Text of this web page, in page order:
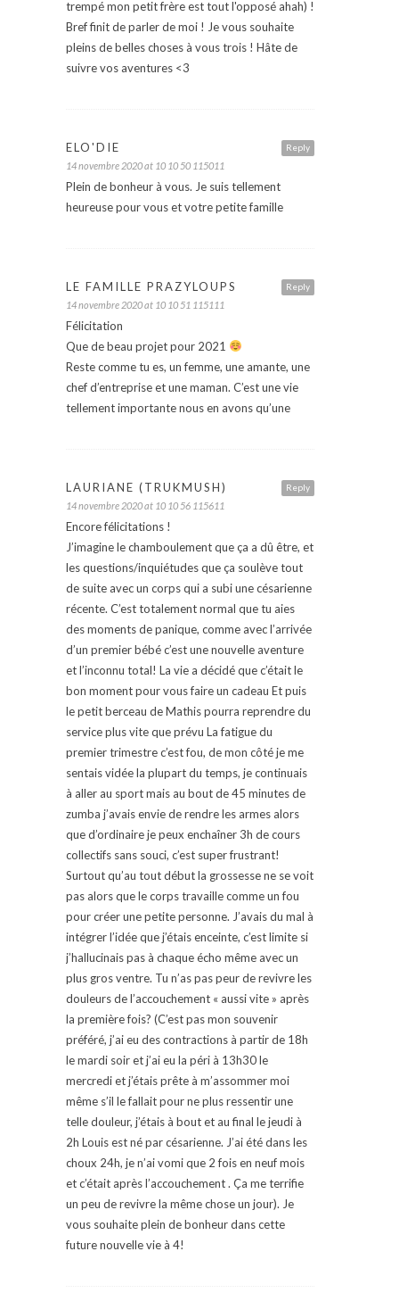
trempé mon petit frère est tout l'opposé ahah) !
Bref finit de parler de moi ! Je vous souhaite
pleins de belles choses à vous trois ! Hâte de
suivre vos aventures <3
Reply
ELO'DIE
14 novembre 2020 at 10 10 50 115011
Plein de bonheur à vous. Je suis tellement
heureuse pour vous et votre petite famille
Reply
LE FAMILLE PRAZYLOUPS
14 novembre 2020 at 10 10 51 115111
Félicitation
Que de beau projet pour 2021
Reste comme tu es, un femme, une amante, une
chef d’entreprise et une maman. C’est une vie
tellement importante nous en avons qu’une
Reply
LAURIANE (TRUKMUSH)
14 novembre 2020 at 10 10 56 115611
Encore félicitations !
J’imagine le chamboulement que ça a dû être, et
les questions/inquiétudes que ça soulève tout
de suite avec un corps qui a subi une césarienne
récente. C’est totalement normal que tu aies
des moments de panique, comme avec l’arrivée
d’un premier bébé c’est une nouvelle aventure
et l’inconnu total! La vie a décidé que c’était le
bon moment pour vous faire un cadeau Et puis
le petit berceau de Mathis pourra reprendre du
service plus vite que prévu La fatigue du
premier trimestre c’est fou, de mon côté je me
sentais vidée la plupart du temps, je continuais
à aller au sport mais au bout de 45 minutes de
zumba j’avais envie de rendre les armes alors
que d’ordinaire je peux enchaîner 3h de cours
collectifs sans souci, c’est super frustrant!
Surtout qu’au tout début la grossesse ne se voit
pas alors que le corps travaille comme un fou
pour créer une petite personne. J’avais du mal à
intégrer l’idée que j’étais enceinte, c’est limite si
j’hallucinais pas à chaque écho même avec un
plus gros ventre. Tu n’as pas peur de revivre les
douleurs de l’accouchement « aussi vite » après
la première fois? (C’est pas mon souvenir
préféré, j’ai eu des contractions à partir de 18h
le mardi soir et j’ai eu la péri à 13h30 le
mercredi et j’étais prête à m’assommer moi
même s’il le fallait pour ne plus ressentir une
telle douleur, j’étais à bout et au final le jeudi à
2h Louis est né par césarienne. J’ai été dans les
choux 24h, je n’ai vomi que 2 fois en neuf mois
et c’était après l’accouchement . Ça me terrifie
un peu de revivre la même chose un jour). Je
vous souhaite plein de bonheur dans cette
future nouvelle vie à 4!